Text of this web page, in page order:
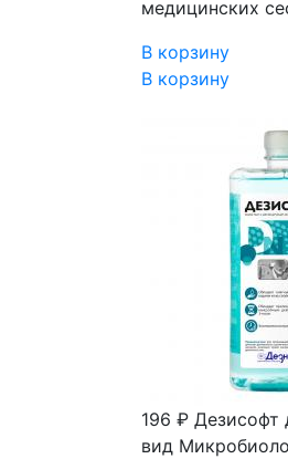
медицинских
В корзину
В корзину
196 ₽
вид